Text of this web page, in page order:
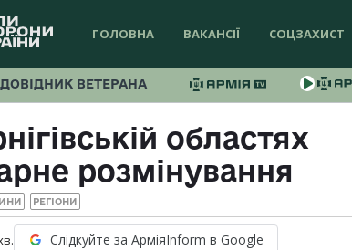
ГОЛОВНА ВАКАНСІЇ СОЦЗАХИСТ
ДОВІДНИК ВЕТЕРАНА
областях
розмінування
РЕГІОНИ
Слідкуйте за АрміяInform в Google